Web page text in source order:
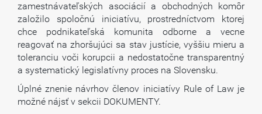
zamestnávateľských asociácií a obchodných komôr
založilo spoločnú iniciatívu, prostredníctvom ktorej
chce podnikateľská komunita odborne a vecne
reagovať na zhoršujúci sa stav justície, vyššiu mieru a
toleranciu voči korupcii a nedostatočne transparentný
a systematický legislatívny proces na Slovensku.
Úplné znenie návrhov členov iniciatívy Rule of Law je
možné nájsť v sekcii DOKUMENTY.